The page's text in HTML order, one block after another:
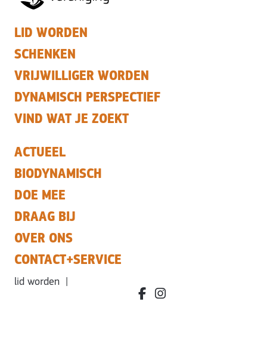
LID WORDEN
SCHENKEN
VRIJWILLIGER WORDEN
DYNAMISCH PERSPECTIEF
VIND WAT JE ZOEKT
ACTUEEL
BIODYNAMISCH
DOE MEE
DRAAG BIJ
OVER ONS
CONTACT+SERVICE
lid worden
facebook.com/bdvereniging/
instagram.com/